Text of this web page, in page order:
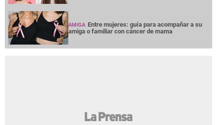
AMIGA Entre mujeres: guía para acompañar a su
amiga o familiar con cáncer de mama